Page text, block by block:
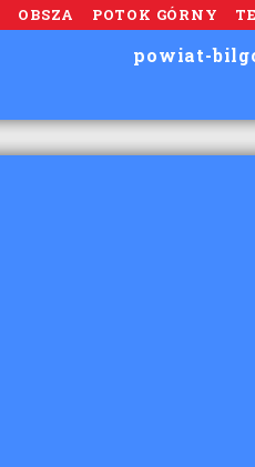
OBSZA POTOK GÓRNY
powiat-